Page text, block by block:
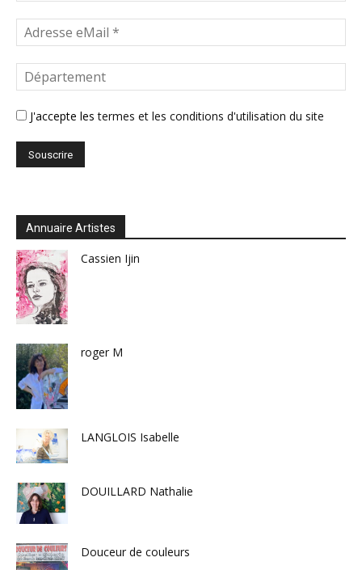
J'accepte lestermes et les conditions d'utilisation du site
Annuaire Artistes
Cassien Ijin
roger M
LANGLOIS Isabelle
DOUILLARD Nathalie
Douceur de couleurs